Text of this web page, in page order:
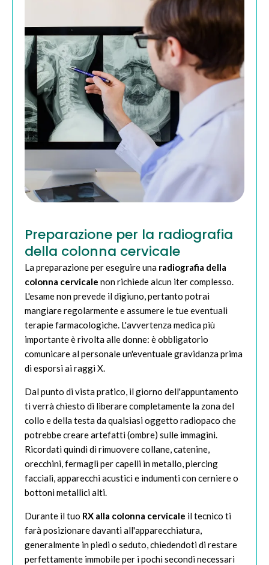
Preparazione per la radiografia
della colonna cervicale
La preparazione per eseguire una radiografia della
colonna cervicale non richiede alcun iter complesso.
L'esame non prevede il digiuno, pertanto potrai
mangiare regolarmente e assumere le tue eventuali
terapie farmacologiche. L'avvertenza medica più
importante è rivolta alle donne: è obbligatorio
comunicare al personale un'eventuale gravidanza prima
di esporsi ai raggi X.
Dal punto di vista pratico, il giorno dell'appuntamento
ti verrà chiesto di liberare completamente la zona del
collo e della testa da qualsiasi oggetto radiopaco che
potrebbe creare artefatti (ombre) sulle immagini.
Ricordati quindi di rimuovere collane, catenine,
orecchini, fermagli per capelli in metallo, piercing
facciali, apparecchi acustici e indumenti con cerniere o
bottoni metallici alti.
Durante il tuo RX alla colonna cervicale il tecnico ti
farà posizionare davanti all'apparecchiatura,
generalmente in piedi o seduto, chiedendoti di restare
perfettamente immobile per i pochi secondi necessari